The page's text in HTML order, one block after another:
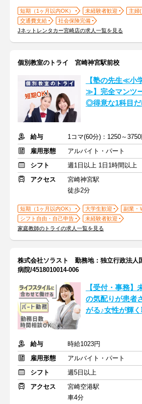
短期（1ヶ月以内OK） 未経験者歓迎
主婦
交通費支給
社会保険完備
Jネットレンタカー宮崎店の求人一覧を見る
個別教室のトライ 宮崎神宮駅前校
【塾の先生≪小
≫】完全マンツ
◎得意な1科目だ
給与
1コマ(60分)：1250～
雇用形態
アルバイト・パート
シフト
週1日以上 1日1時間以上
アクセス
宮崎神宮駅
徒歩2分
短期（1ヶ月以内OK） 大学生歓迎
副業・
シフト自由・自己申告
未経験者歓迎
家庭教師のトライの求人一覧を見る
株式会社ソラスト 勤務地：独立行政法人
病院/4518010014-006
【受付・事務】
の気配りが患者
がる♪女性が輝
給与
時給1023円
雇用形態
アルバイト・パート
シフト
週5日以上
アクセス
宮崎空港駅
車4分